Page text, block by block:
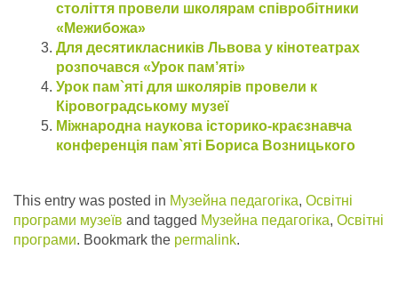
століття провели школярам співробітники
«Межибожа»
Для десятикласників Львова у кінотеатрах
розпочався «Урок пам’яті»
Урок пам`яті для школярів провели к
Кіровоградському музеї
Міжнародна наукова історико-краєзнавча
конференція пам`яті Бориса Возницького
This entry was posted in Музейна педагогіка, Освітні
програми музеїв and tagged Музейна педагогіка, Освітні
програми. Bookmark the permalink.